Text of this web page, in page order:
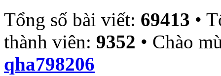
Tổng số bài viết: 69413 •
thành viên: 9352 • Chào
qha798206